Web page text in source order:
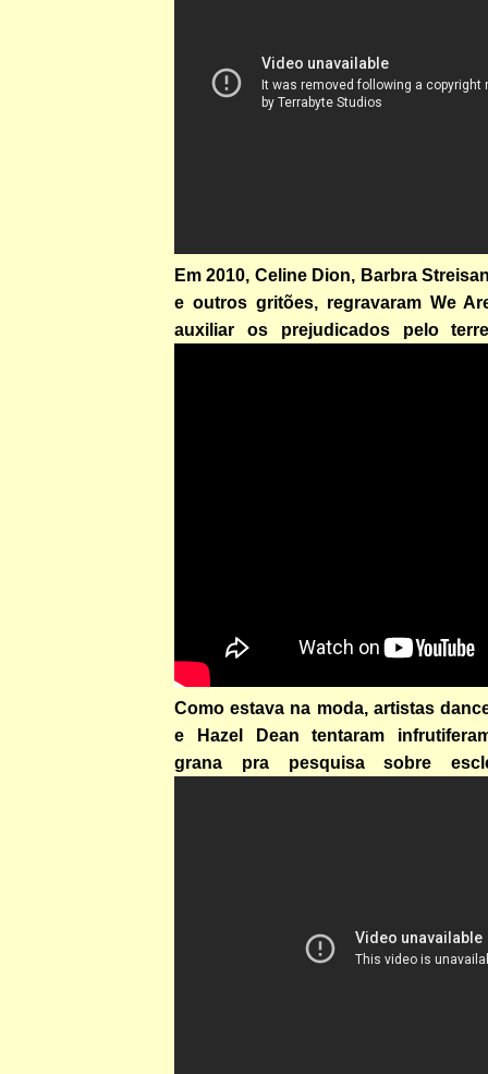
Em 2010, Celine Dion, Barbra
e outros gritões, regravaram We
auxiliar os prejudicados pelo
Como estava na moda, artistas
e Hazel Dean tentaram
grana pra pesquisa sobre